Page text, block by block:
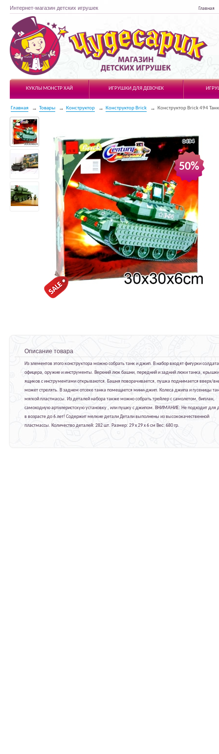
Интернет-магазин детских игрушек Главная
Чудесарик
КУКЛЫ МОНСТР ХАЙ
ИГРУШКИ ДЛЯ ДЕВОЧЕК
Главная Товары Конструктор Конструктор Brick Конструктор Brick 494
50%
Описание товара
Из элементов этого конструктора можно собрать танк и джип. В набор входят фигурки
офицера, оружие и инструменты. Верхний люк башни, передний и задний люки танка, крышки
ящиков с инструментами открываются. Башня поворачивается, пушка поднимается вверх/
может стрелять. В заднем отсеке танка помещается мини-джип. Колеса джипа и гусеницы
мягкой пластмассы. Из деталей набора также можно собрать трейлер с самолетом, биплан,
самоходную артилеристскую установку , или пушку с джипом. ВНИМАНИЕ: Не подходит для
в возрасте до 6 лет! Содержит мелкие детали Детали выполнены из высококачественной
пластмассы. Количество деталей: 282 шт. Размер: 29 x 29 x 6 см Вес: 680 гр.